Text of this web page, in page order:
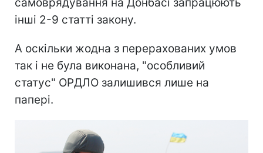
інші 2-9 статті закону.
А оскільки жодна з перерахованих умов
так і не була виконана, "особливий
статус" ОРДЛО залишився лише на
папері.